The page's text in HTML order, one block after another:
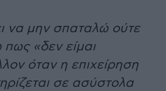
να μην σπαταλώ ούτε
«δεν είμαι
όταν η επιχείρηση
σε ασύστολα